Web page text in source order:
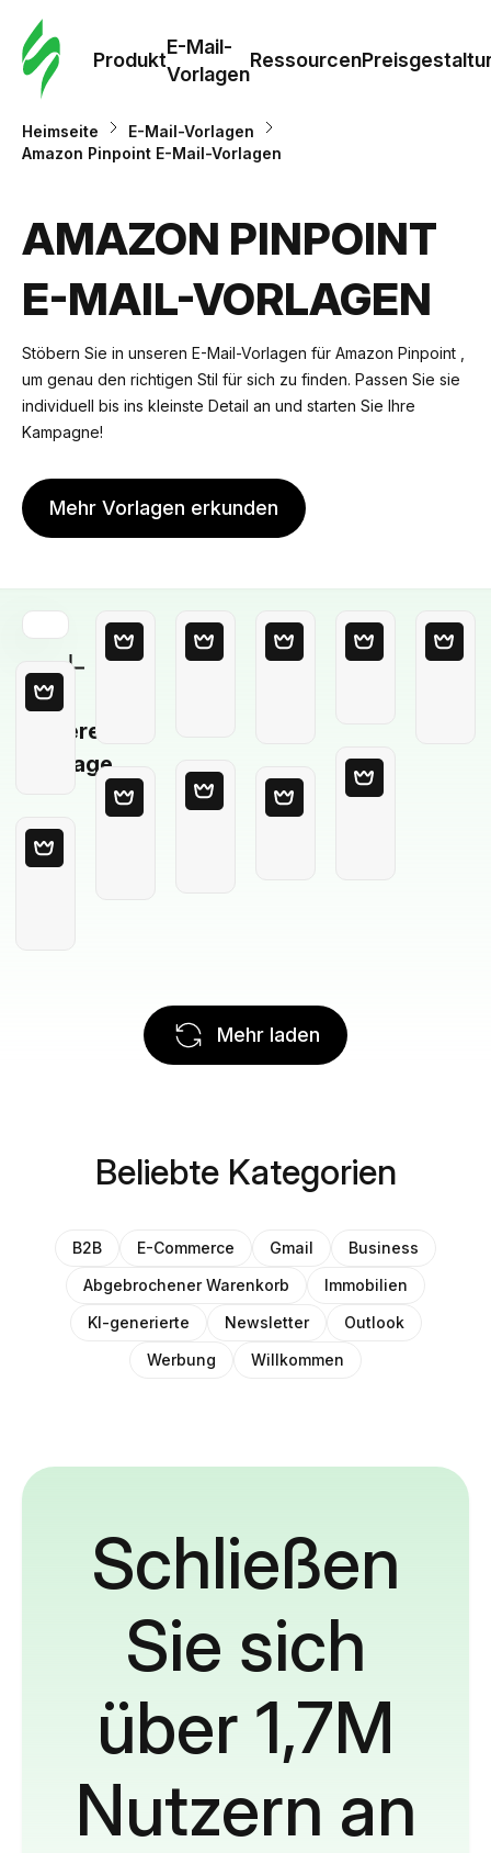
Produkt
E-Mail-
Vorlagen
Ressourcen
Heimseite
E-Mail-Vorlagen
Amazon Pinpoint E-Mail-Vorlagen
AMAZON PINPOINT
E-MAIL-VORLAGEN
Stöbern Sie in unseren E-Mail-Vorlagen für Amazon Pinpoint ,
um genau den richtigen Stil für sich zu finden. Passen Sie sie
individuell bis ins kleinste Detail an und starten Sie Ihre
Kampagne!
Mehr Vorlagen erkunden
Leere
Vorlage
Mehr laden
Beliebte Kategorien
B2B E-Commerce Gmail
Business
Abgebrochener Warenkorb
Immobilien
KI-generierte
Newsletter
Outlook
Werbung
Willkommen
Schließen
Sie sich
über 1,7M
Nutzern an